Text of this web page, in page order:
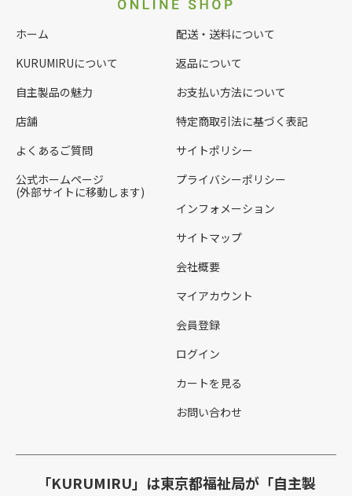
ホーム
KURUMIRUについて
自主製品の魅力
店舗
よくあるご質問
公式ホームページ
(外部サイトに移動します)
配送・送料について
返品について
お支払い方法について
特定商取引法に基づく表記
サイトポリシー
プライバシーポリシー
インフォメーション
サイトマップ
会社概要
マイアカウント
会員登録
ログイン
カートを見る
お問い合わせ
「KURUMIRU」は東京都福祉局が「自主製